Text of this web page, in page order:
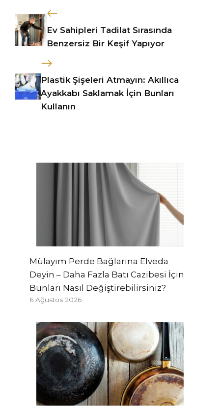
Ev Sahipleri Tadilat Sırasında
Benzersiz Bir Keşif Yapıyor
Plastik Şişeleri Atmayın: Akıllıca
Ayakkabı Saklamak İçin Bunları
Kullanın
Mülayim Perde Bağlarına Elveda
Deyin – Daha Fazla Batı Cazibesi İçin
Bunları Nasıl Değiştirebilirsiniz?
6 Ağustos 2026